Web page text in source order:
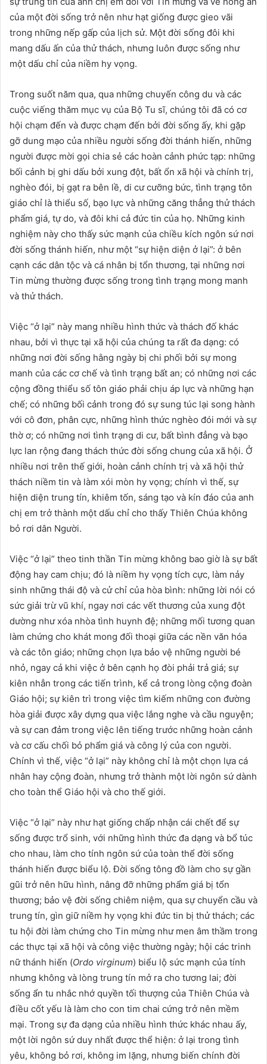
của một đời sống trở nên như hạt giống được gieo vãi
trong những nếp gấp của lịch sử. Một đời sống đôi khi
mang dấu ấn của thử thách, nhưng luôn được sống như
một dấu chỉ của niềm hy vọng.
Trong suốt năm qua, qua những chuyến công du và các
cuộc viếng thăm mục vụ của Bộ Tu sĩ, chúng tôi đã có cơ
hội chạm đến và được chạm đến bởi đời sống ấy, khi gặp
gỡ dung mạo của nhiều người sống đời thánh hiến, những
người được mời gọi chia sẻ các hoàn cảnh phức tạp: những
bối cảnh bị ghi dấu bởi xung đột, bất ổn xã hội và chính trị,
nghèo đói, bị gạt ra bên lề, di cư cưỡng bức, tình trạng tôn
giáo chỉ là thiểu số, bạo lực và những căng thẳng thử thách
phẩm giá, tự do, và đôi khi cả đức tin của họ. Những kinh
nghiệm này cho thấy sức mạnh của chiều kích ngôn sứ nơi
đời sống thánh hiến, như một “sự hiện diện ở lại”: ở bên
cạnh các dân tộc và cá nhân bị tổn thương, tại những nơi
Tin mừng thường được sống trong tình trạng mong manh
và thử thách.
Việc “ở lại” này mang nhiều hình thức và thách đố khác
nhau, bởi vì thực tại xã hội của chúng ta rất đa dạng: có
những nơi đời sống hằng ngày bị chi phối bởi sự mong
manh của các cơ chế và tình trạng bất an; có những nơi các
cộng đồng thiểu số tôn giáo phải chịu áp lực và những hạn
chế; có những bối cảnh trong đó sự sung túc lại song hành
với cô đơn, phân cực, những hình thức nghèo đói mới và sự
thờ ơ; có những nơi tình trạng di cư, bất bình đẳng và bạo
lực lan rộng đang thách thức đời sống chung của xã hội. Ở
nhiều nơi trên thế giới, hoàn cảnh chính trị và xã hội thử
thách niềm tin và làm xói mòn hy vọng; chính vì thế, sự
hiện diện trung tín, khiêm tốn, sáng tạo và kín đáo của anh
chị em trở thành một dấu chỉ cho thấy Thiên Chúa không
bỏ rơi dân Người.
Việc “ở lại” theo tinh thần Tin mừng không bao giờ là sự bất
động hay cam chịu; đó là niềm hy vọng tích cực, làm nảy
sinh những thái độ và cử chỉ của hòa bình: những lời nói có
sức giải trừ vũ khí, ngay nơi các vết thương của xung đột
dường như xóa nhòa tình huynh đệ; những mối tương quan
làm chứng cho khát mong đối thoại giữa các nền văn hóa
và các tôn giáo; những chọn lựa bảo vệ những người bé
nhỏ, ngay cả khi việc ở bên cạnh họ đòi phải trả giá; sự
kiên nhẫn trong các tiến trình, kể cả trong lòng cộng đoàn
Giáo hội; sự kiên trì trong việc tìm kiếm những con đường
hòa giải được xây dựng qua việc lắng nghe và cầu nguyện;
và sự can đảm trong việc lên tiếng trước những hoàn cảnh
và cơ cấu chối bỏ phẩm giá và công lý của con người.
Chính vì thế, việc “ở lại” này không chỉ là một chọn lựa cá
nhân hay cộng đoàn, nhưng trở thành một lời ngôn sứ dành
cho toàn thể Giáo hội và cho thế giới.
Việc “ở lại” này như hạt giống chấp nhận cái chết để sự
sống được trổ sinh, với những hình thức đa dạng và bổ túc
cho nhau, làm cho tính ngôn sứ của toàn thể đời sống
thánh hiến được biểu lộ. Đời sống tông đồ làm cho sự gần
gũi trở nên hữu hình, nâng đỡ những phẩm giá bị tổn
thương; bảo vệ đời sống chiêm niệm, qua sự chuyển cầu và
trung tín, gìn giữ niềm hy vọng khi đức tin bị thử thách; các
tu hội đời làm chứng cho Tin mừng như men âm thầm trong
các thực tại xã hội và công việc thường ngày; hội các trinh
nữ thánh hiến (Ordo virginum) biểu lộ sức mạnh của tính
nhưng không và lòng trung tín mở ra cho tương lai; đời
sống ẩn tu nhắc nhớ quyền tối thượng của Thiên Chúa và
điều cốt yếu là làm cho con tim chai cứng trở nên mềm
mại. Trong sự đa dạng của nhiều hình thức khác nhau ấy,
một lời ngôn sứ duy nhất được thể hiện: ở lại trong tình
yêu, không bỏ rơi, không im lặng, nhưng biến chính đời